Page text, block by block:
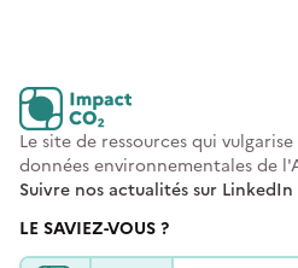
Le site de ressources qui
données environnementales de
Suivre nos actualités sur LinkedIn
LE SAVIEZ-VOUS ?